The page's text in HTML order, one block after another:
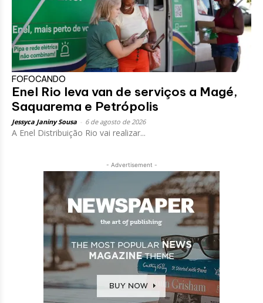
FOFOCANDO
Enel Rio leva van de serviços a Magé,
Saquarema e Petrópolis
Jessyca Janiny Sousa 6 de agosto de 2026
A Enel Distribuição Rio vai realizar...
- Advertisement -